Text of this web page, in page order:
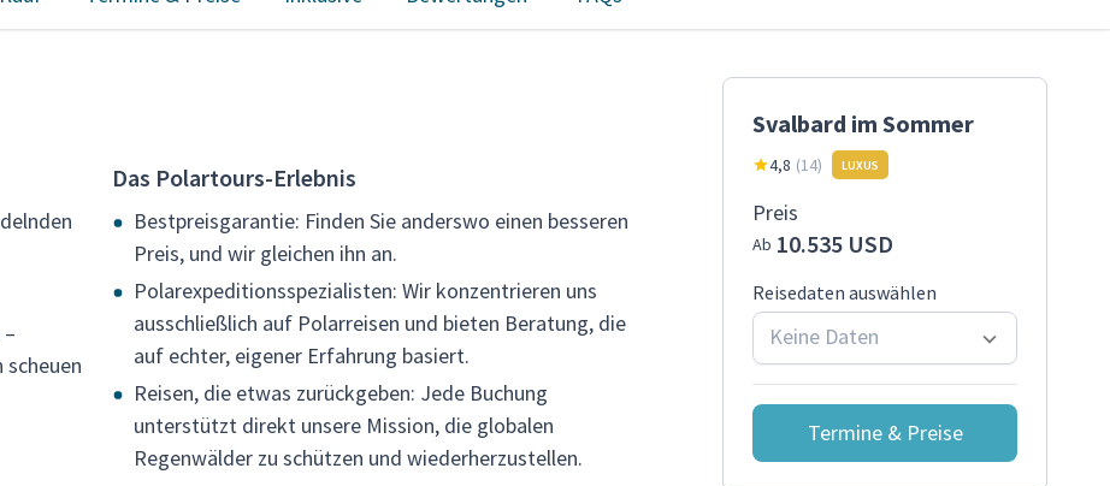
scheuen
Das Polartours-Erlebnis
Bestpreisgarantie: Finden Sie anderswo einen besseren
Preis, und wir gleichen ihn an.
Polarexpeditionsspezialisten: Wir konzentrieren uns
ausschließlich auf Polarreisen und bieten Beratung, die
auf echter, eigener Erfahrung basiert.
Reisen, die etwas zurückgeben: Jede Buchung
unterstützt direkt unsere Mission, die globalen
Regenwälder zu schützen und wiederherzustellen.
Svalbard im Sommer
4,8 (14) LUXUS
Preis
Ab 10.535 USD
Reisedaten auswählen
Keine Daten
Termine & Preise